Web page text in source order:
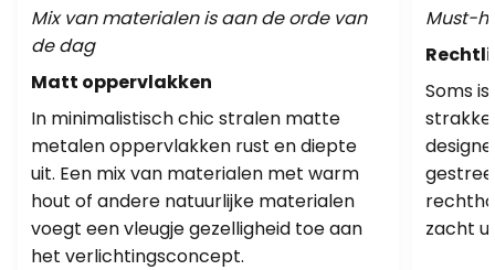
Mix van materialen is aan de orde van
de dag
Matt oppervlakken
In minimalistisch chic stralen matte
metalen oppervlakken rust en diepte
uit. Een mix van materialen met warm
hout of andere natuurlijke materialen
voegt een vleugje gezelligheid toe aan
het verlichtingsconcept.
Must-
Soms
zacht